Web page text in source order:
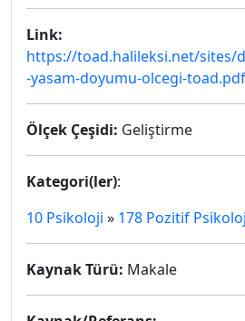
Link:
https://toad.halileksi.net/
-yasam-doyumu-olcegi-toad.pdf
Ölçek Çeşidi: Geliştirme
Kategori(ler):
10 Psikoloji » 178 Pozitif
Kaynak Türü: Makale